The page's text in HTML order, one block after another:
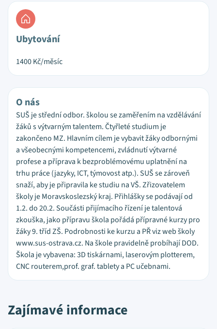
Ubytování
1400Kč/měsíc
O nás
SUŠ je střední odbor. školou se zaměřením na vzdělávání
žáků s výtvarným talentem. Čtyřleté studium je
zakončeno MZ. Hlavním cílem je vybavit žáky odbornými
a všeobecnými kompetencemi, zvládnutí výtvarné
profese a příprava k bezproblémovému uplatnění na
trhu práce (jazyky, ICT, týmovost atp.). SUŠ se zároveň
snaží, aby je připravila ke studiu na VŠ. Zřizovatelem
školy je Moravskoslezský kraj. Přihlášky se podávají od
1.2. do 20.2. Součásti přijímacího řízení je talentová
zkouška, jako přípravu škola pořádá přípravné kurzy pro
žáky 9. tříd ZŠ. Podrobnosti ke kurzu a PŘ viz web školy
www.sus-ostrava.cz. Na škole pravidelně probíhají DOD.
Škola je vybavena: 3D tiskárnami, laserovým plotterem,
CNC routerem,prof. graf. tablety a PC učebnami.
Zajímavé informace